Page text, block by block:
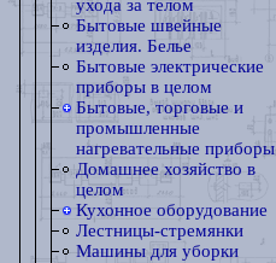
ухода за телом
Бытовые швейные
изделия. Белье
Бытовые электрические
приборы в целом
Бытовые, торговые и
промышленные
нагревательные приборы
Домашнее хозяйство в
целом
Кухонное оборудование
Лестницы-стремянки
Машины для уборки